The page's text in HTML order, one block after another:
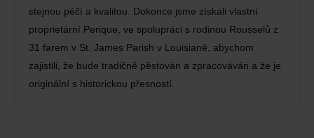
stejnou péčí a kvalitou. Dokonce jsme získali vlastní
proprietární Perique, ve spolupráci s rodinou Rousselů z
31 farem v St. James Parish v Louisianě, abychom
zajistili, že bude tradičně pěstován a zpracováván a že je
originální s historickou přesností.